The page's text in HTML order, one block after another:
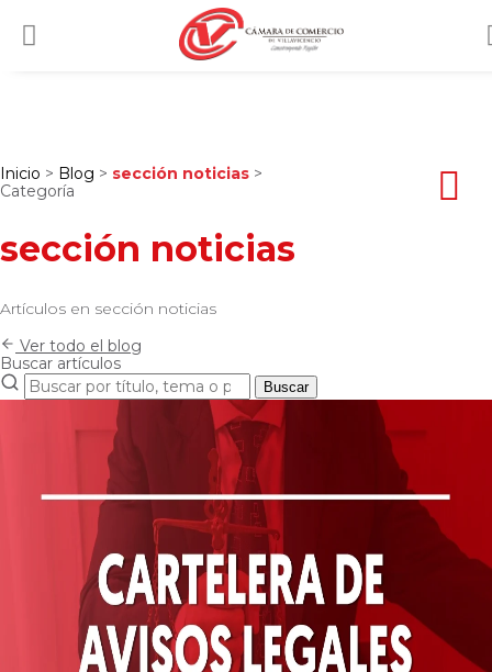
Inicio > Blog > sección noticias >
Categoría
sección noticias
Artículos en sección noticias
Ver todo el blog
Buscar artículos
Buscar